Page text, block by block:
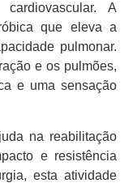
A
que eleva a
pulmonar.
e os pulmões,
e uma sensação
na reabilitação
e resistência
esta atividade